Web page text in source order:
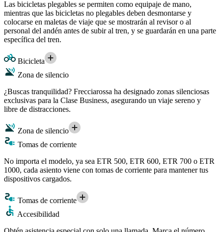
Las bicicletas plegables se permiten como equipaje de mano,
mientras que las bicicletas no plegables deben desmontarse y
colocarse en maletas de viaje que se mostrarán al revisor o al
personal del andén antes de subir al tren, y se guardarán en una parte
específica del tren.
Bicicleta
Zona de silencio
¿Buscas tranquilidad? Frecciarossa ha designado zonas silenciosas
exclusivas para la Clase Business, asegurando un viaje sereno y
libre de distracciones.
Zona de silencio
Tomas de corriente
No importa el modelo, ya sea ETR 500, ETR 600, ETR 700 o ETR
1000, cada asiento viene con tomas de corriente para mantener tus
dispositivos cargados.
Tomas de corriente
Accesibilidad